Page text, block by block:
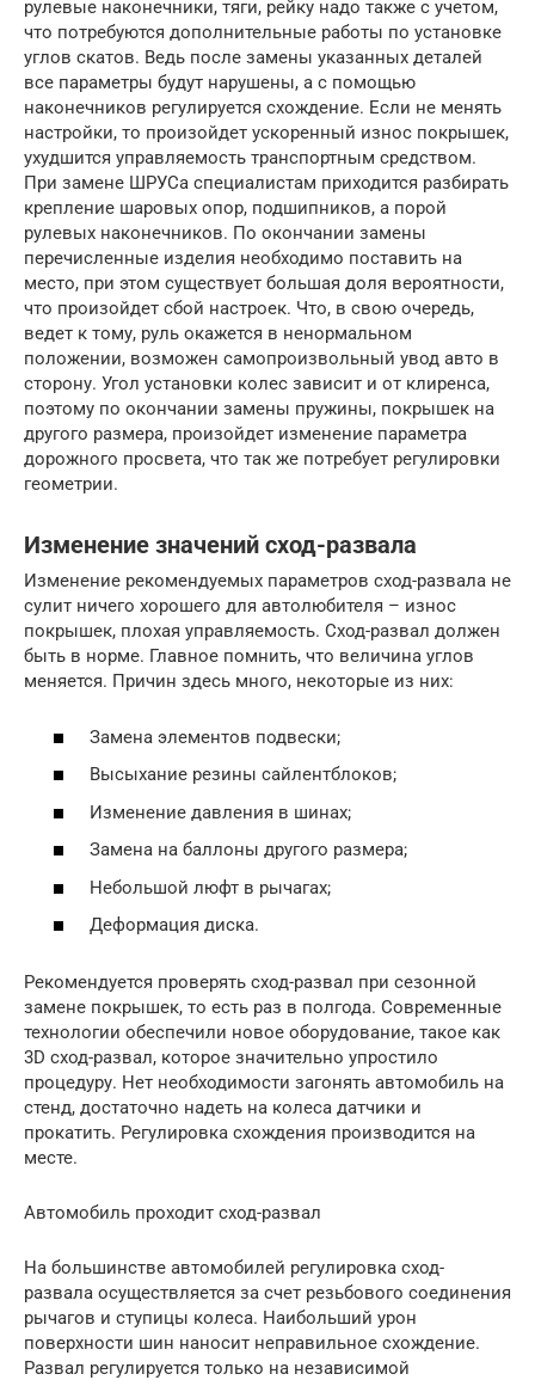
рулевые наконечники, тяги, рейку надо также с учетом,
что потребуются дополнительные работы по установке
углов скатов. Ведь после замены указанных деталей
все параметры будут нарушены, а с помощью
наконечников регулируется схождение. Если не менять
настройки, то произойдет ускоренный износ покрышек,
ухудшится управляемость транспортным средством.
При замене ШРУСа специалистам приходится разбирать
крепление шаровых опор, подшипников, а порой
рулевых наконечников. По окончании замены
перечисленные изделия необходимо поставить на
место, при этом существует большая доля вероятности,
что произойдет сбой настроек. Что, в свою очередь,
ведет к тому, руль окажется в ненормальном
положении, возможен самопроизвольный увод авто в
сторону. Угол установки колес зависит и от клиренса,
поэтому по окончании замены пружины, покрышек на
другого размера, произойдет изменение параметра
дорожного просвета, что так же потребует регулировки
геометрии.
Изменение значений сход-развала
Изменение рекомендуемых параметров сход-развала не
сулит ничего хорошего для автолюбителя – износ
покрышек, плохая управляемость. Сход-развал должен
быть в норме. Главное помнить, что величина углов
меняется. Причин здесь много, некоторые из них:
Замена элементов подвески;
Высыхание резины сайлентблоков;
Изменение давления в шинах;
Замена на баллоны другого размера;
Небольшой люфт в рычагах;
Деформация диска.
Рекомендуется проверять сход-развал при сезонной
замене покрышек, то есть раз в полгода. Современные
технологии обеспечили новое оборудование, такое как
3D сход-развал, которое значительно упростило
процедуру. Нет необходимости загонять автомобиль на
стенд, достаточно надеть на колеса датчики и
прокатить. Регулировка схождения производится на
месте.
Автомобиль проходит сход-развал
На большинстве автомобилей регулировка сход-
развала осуществляется за счет резьбового соединения
рычагов и ступицы колеса. Наибольший урон
поверхности шин наносит неправильное схождение.
Развал регулируется только на независимой